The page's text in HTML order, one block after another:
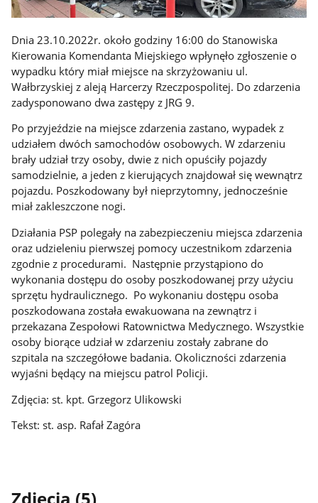
Dnia 23.10.2022r. około godziny 16:00 do Stanowiska
Kierowania Komendanta Miejskiego wpłynęło zgłoszenie o
wypadku który miał miejsce na skrzyżowaniu ul.
Wałbrzyskiej z aleją Harcerzy Rzeczpospolitej. Do zdarzenia
zadysponowano dwa zastępy z JRG 9.
Po przyjeździe na miejsce zdarzenia zastano, wypadek z
udziałem dwóch samochodów osobowych. W zdarzeniu
brały udział trzy osoby, dwie z nich opuściły pojazdy
samodzielnie, a jeden z kierujących znajdował się wewnątrz
pojazdu. Poszkodowany był nieprzytomny, jednocześnie
miał zakleszczone nogi.
Działania PSP polegały na zabezpieczeniu miejsca zdarzenia
oraz udzieleniu pierwszej pomocy uczestnikom zdarzenia
zgodnie z procedurami. Następnie przystąpiono do
wykonania dostępu do osoby poszkodowanej przy użyciu
sprzętu hydraulicznego. Po wykonaniu dostępu osoba
poszkodowana została ewakuowana na zewnątrz i
przekazana Zespołowi Ratownictwa Medycznego. Wszystkie
osoby biorące udział w zdarzeniu zostały zabrane do
szpitala na szczegółowe badania. Okoliczności zdarzenia
wyjaśni będący na miejscu patrol Policji.
Zdjęcia: st. kpt. Grzegorz Ulikowski
Tekst: st. asp. Rafał Zagóra
Zdjęcia (5)